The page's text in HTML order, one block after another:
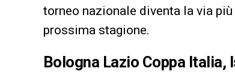
torneo nazionale diventa la via
prossima stagione.
Bologna Lazio Coppa Italia,